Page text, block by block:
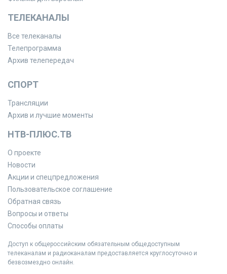
ТЕЛЕКАНАЛЫ
Все телеканалы
Телепрограмма
Архив телепередач
СПОРТ
Трансляции
Архив и лучшие моменты
НТВ-ПЛЮС.ТВ
О проекте
Новости
Акции и спецпредложения
Пользовательское соглашение
Обратная связь
Вопросы и ответы
Способы оплаты
Доступ к общероссийским обязательным общедоступным
телеканалам и радиоканалам предоставляется круглосуточно и
безвозмездно онлайн.